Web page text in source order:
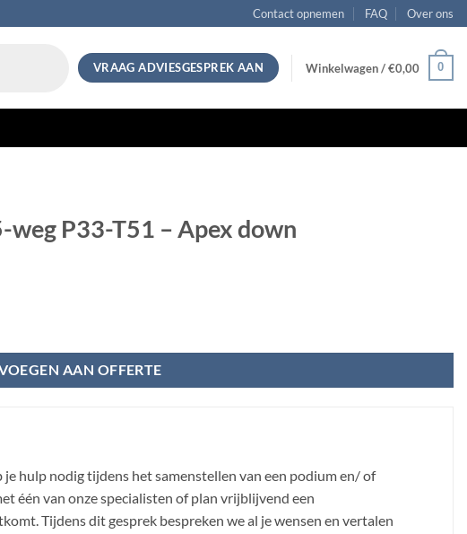
Contact opnemen FAQ Over ons
VRAAG ADVIESGESPREK AAN Winkelwagen /€0,00 0
P33-T51 – Apex down
AAN OFFERTE
hulp nodig tijdens het samenstellen van een podium en/ of
één van onze specialisten of plan vrijblijvend een
Tijdens dit gesprek bespreken we al je wensen en vertalen